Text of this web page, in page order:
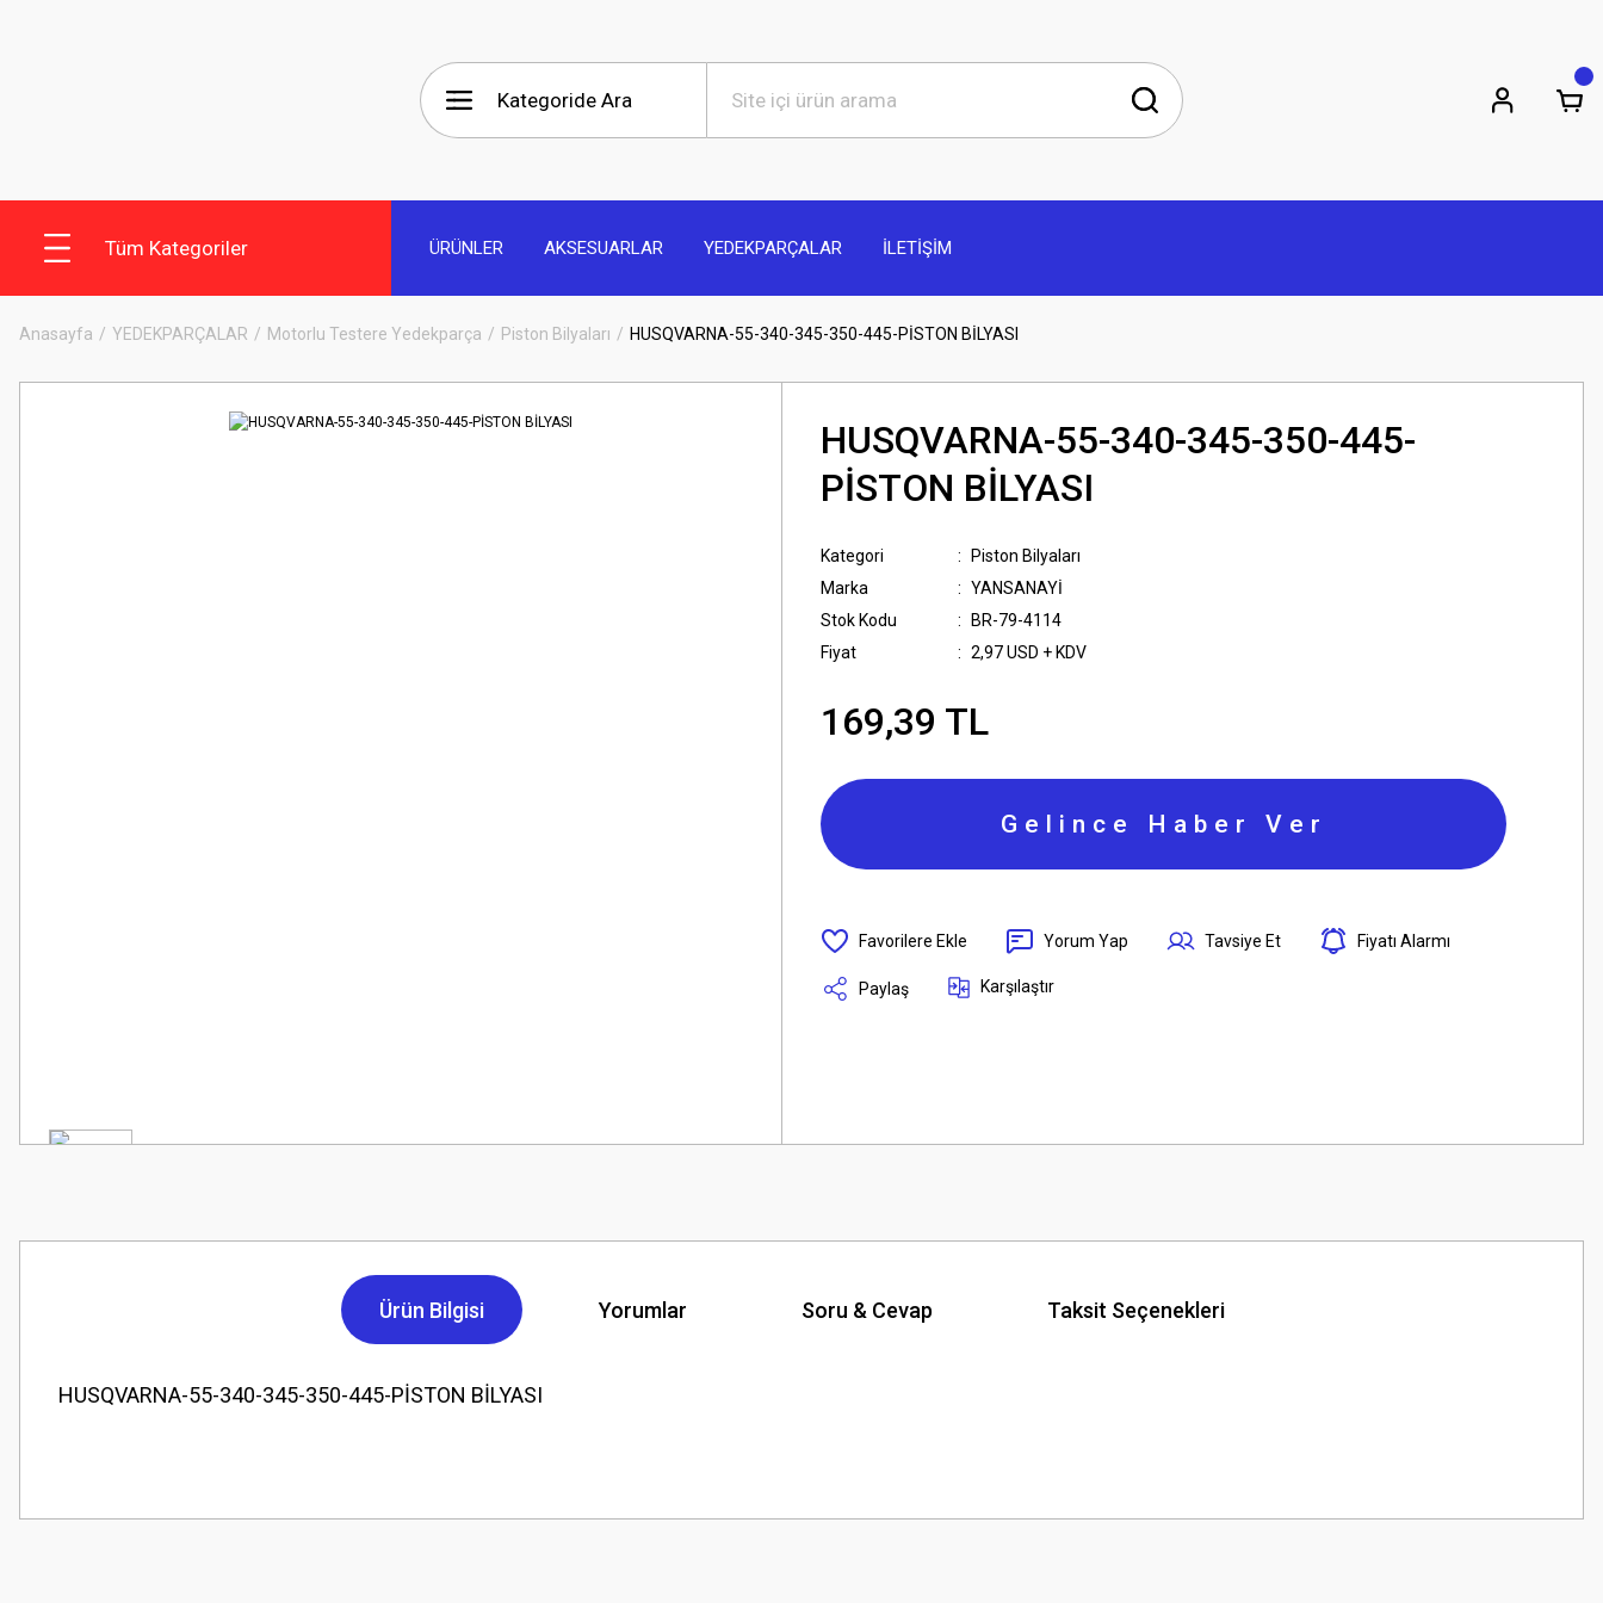
Tüm Kategoriler ÜRÜNLER AKSESUARLAR YEDEKPARÇALAR İLETİŞİM
Anasayfa YEDEKPARÇALAR Motorlu Testere Yedekparça Piston Bilyaları HUSQVARNA-55-340-345-350-445-PİSTON BİLYASI
HUSQVARNA-55-340-345-350-445-
PİSTON BİLYASI
Kategori
Piston Bilyaları
Marka
YANSANAYİ
Stok Kodu
BR-79-4114
Fiyat
2,97 USD + KDV
169,39 TL
Gelince Haber Ver
Yorum Yap Tavsiye Et Fiyatı Alarmı
Paylaş Karşılaştır
Ürün Bilgisi Yorumlar Soru & Cevap Taksit Seçenekleri
HUSQVARNA-55-340-345-350-445-PİSTON BİLYASI